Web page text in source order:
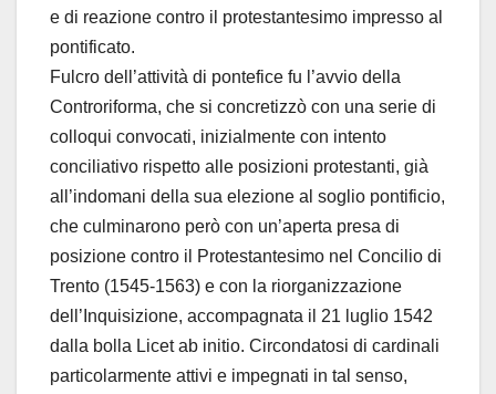
e di reazione contro il protestantesimo impresso al
pontificato.
Fulcro dell’attività di pontefice fu l’avvio della
Controriforma, che si concretizzò con una serie di
colloqui convocati, inizialmente con intento
conciliativo rispetto alle posizioni protestanti, già
all’indomani della sua elezione al soglio pontificio,
che culminarono però con un’aperta presa di
posizione contro il Protestantesimo nel Concilio di
Trento (1545-1563) e con la riorganizzazione
dell’Inquisizione, accompagnata il 21 luglio 1542
dalla bolla Licet ab initio. Circondatosi di cardinali
particolarmente attivi e impegnati in tal senso,